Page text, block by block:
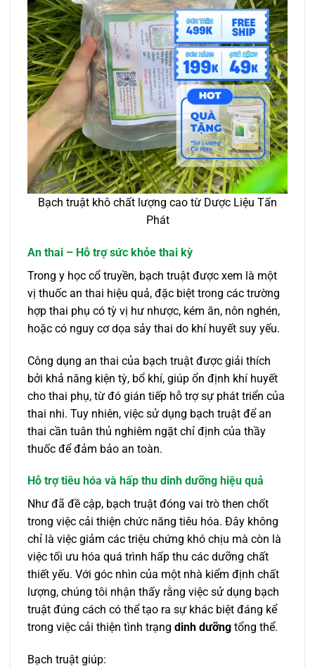
Bạch truật khô chất lượng cao từ Dược Liệu Tấn
Phát
An thai – Hỗ trợ sức khỏe thai kỳ
Trong y học cổ truyền, bạch truật được xem là một
vị thuốc an thai hiệu quả, đặc biệt trong các trường
hợp thai phụ có tỳ vị hư nhược, kém ăn, nôn nghén,
hoặc có nguy cơ dọa sảy thai do khí huyết suy yếu.
Công dụng an thai của bạch truật được giải thích
bởi khả năng kiện tỳ, bổ khí, giúp ổn định khí huyết
cho thai phụ, từ đó gián tiếp hỗ trợ sự phát triển của
thai nhi. Tuy nhiên, việc sử dụng bạch truật để an
thai cần tuân thủ nghiêm ngặt chỉ định của thầy
thuốc để đảm bảo an toàn.
Hỗ trợ tiêu hóa và hấp thu dinh dưỡng hiệu quả
Như đã đề cập, bạch truật đóng vai trò then chốt
trong việc cải thiện chức năng tiêu hóa. Đây không
chỉ là việc giảm các triệu chứng khó chịu mà còn là
việc tối ưu hóa quá trình hấp thu các dưỡng chất
thiết yếu. Với góc nhìn của một nhà kiểm định chất
lượng, chúng tôi nhận thấy rằng việc sử dụng bạch
truật đúng cách có thể tạo ra sự khác biệt đáng kể
trong việc cải thiện tình trạng dinh dưỡng tổng thể.
Bạch truật giúp: